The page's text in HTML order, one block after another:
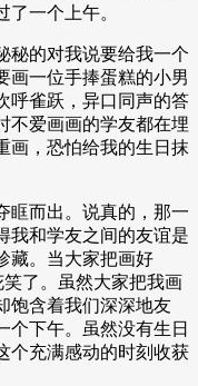
一个上午。
的对我说要给我一个
画一位手捧蛋糕的小男
呼雀跃，异口同声的答
不爱画画的学友都在埋
画，恐怕给我的生日抹
而出。说真的，那一
我和学友之间的友谊是
藏。当大家把画好
笑了。虽然大家把我画
饱含着我们深深地友
个下午。虽然没有生日
个充满感动的时刻收获